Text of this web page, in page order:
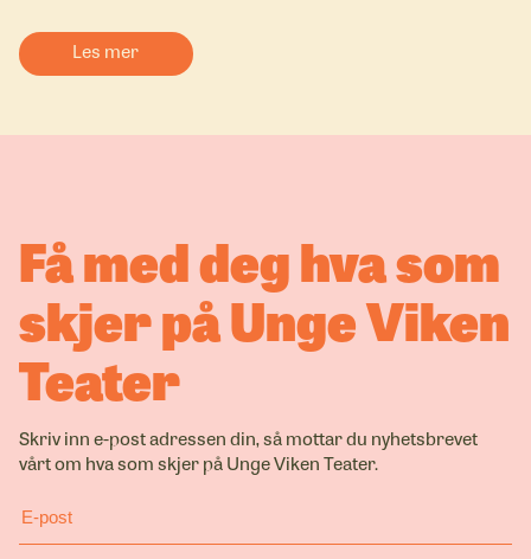
Les mer
Få med deg hva som
skjer på Unge Viken
Teater
Skriv inn e-post adressen din, så mottar du nyhetsbrevet
vårt om hva som skjer på Unge Viken Teater.